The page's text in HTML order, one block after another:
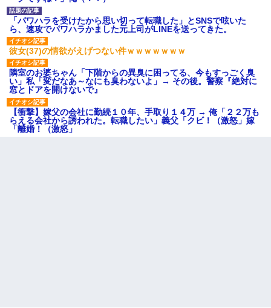
「パワハラを受けたから思い切って転職した」とSNSで呟いた
ら、速攻でパワハラかました元上司がLINEを送ってきた。
彼女(37)の情欲がえげつない件ｗｗｗｗｗｗｗ
隣室のお婆ちゃん「下階からの異臭に困ってる、今もすっごく臭
い」私「変だなあ～なにも臭わないよ」→ その後。警察『絶対に
窓とドアを開けないで』
【衝撃】嫁父の会社に勤続１０年、手取り１４万 → 俺「２２万も
らえる会社から誘われた。転職したい」義父「クビ！（激怒」嫁
「離婚！（激怒」